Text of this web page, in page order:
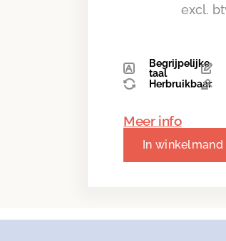
excl.
Begrijpelijke
taal
Herbruikbaar
Meer info
In winkelmand